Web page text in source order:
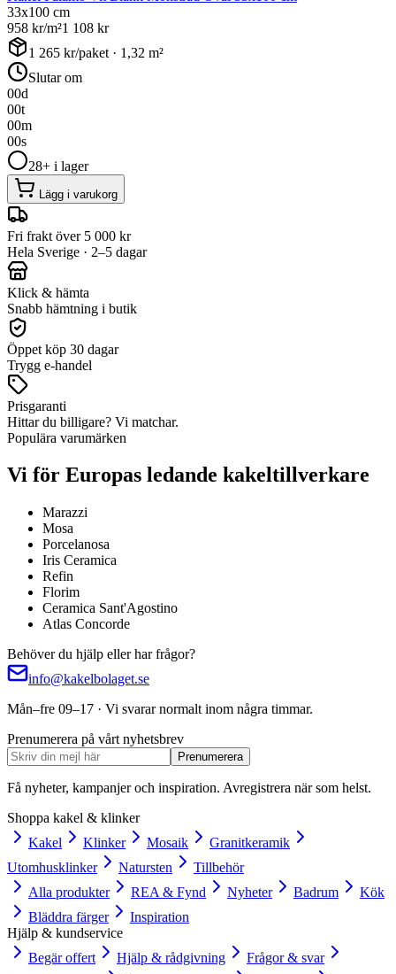
33x100 cm
958 kr/m²1 108 kr
1 265 kr/paket · 1,32 m²
Slutar om
00d
00t
00m
00s
28+ i lager
Lägg i varukorg
Fri frakt över 5 000 kr
Hela Sverige · 2–5 dagar
Klick & hämta
Snabb hämtning i butik
Öppet köp 30 dagar
Trygg e-handel
Prisgaranti
Hittar du billigare? Vi matchar.
Populära varumärken
Vi för Europas ledande kakeltillverkare
Marazzi
Mosa
Porcelanosa
Iris Ceramica
Refin
Florim
Ceramica Sant'Agostino
Atlas Concorde
Behöver du hjälp eller har frågor?
info@kakelbolaget.se
Mån–fre 09–17 · Vi svarar normalt inom några timmar.
Prenumerera på vårt nyhetsbrev
Prenumerera
Få nyheter, kampanjer och inspiration. Avregistrera när som helst.
Shoppa kakel & klinker
Kakel
Klinker Mosaik
Granitkeramik
Utomhusklinker
Natursten
Tillbehör
Alla produkter
REA & Fynd Nyheter Badrum
Kök
Bläddra färger
Inspiration
Hjälp & kundservice
Begär offert
Hjälp & rådgivning
Frågor & svar